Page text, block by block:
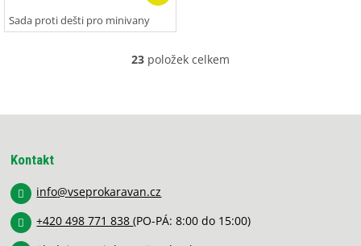
Sada proti dešti pro minivany
O
á
v
23 položek celkem
Kontakt
info@vseprokaravan.cz
+420 498 771 838(PO-PÁ: 8:00 do 15:00)